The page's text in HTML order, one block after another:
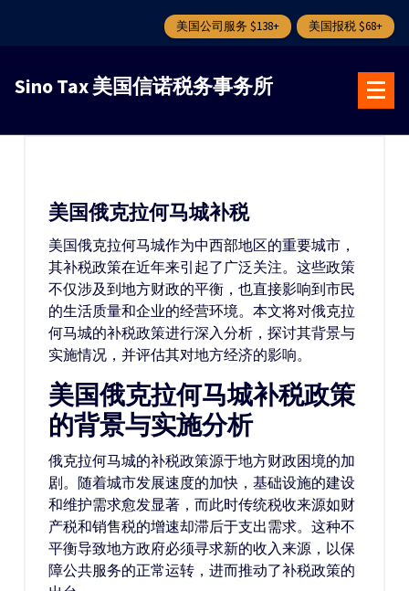
美国公司服务 $138+ 美国报税 $68+
Sino Tax 美国信诺税务事务所
美国俄克拉何马城补税
美国俄克拉何马城作为中西部地区的重要城市，
其补税政策在近年来引起了广泛关注。这些政策
不仅涉及到地方财政的平衡，也直接影响到市民
的生活质量和企业的经营环境。本文将对俄克拉
何马城的补税政策进行深入分析，探讨其背景与
实施情况，并评估其对地方经济的影响。
美国俄克拉何马城补税政策
的背景与实施分析
俄克拉何马城的补税政策源于地方财政困境的加
剧。随着城市发展速度的加快，基础设施的建设
和维护需求愈发显著，而此时传统税收来源如财
产税和销售税的增速却滞后于支出需求。这种不
平衡导致地方政府必须寻求新的收入来源，以保
障公共服务的正常运转，进而推动了补税政策的